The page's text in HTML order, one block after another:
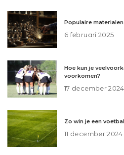
Populaire
6 februari 2025
Hoe kun je
voorkomen?
17 december 2024
Zo win je een
11 december 2024